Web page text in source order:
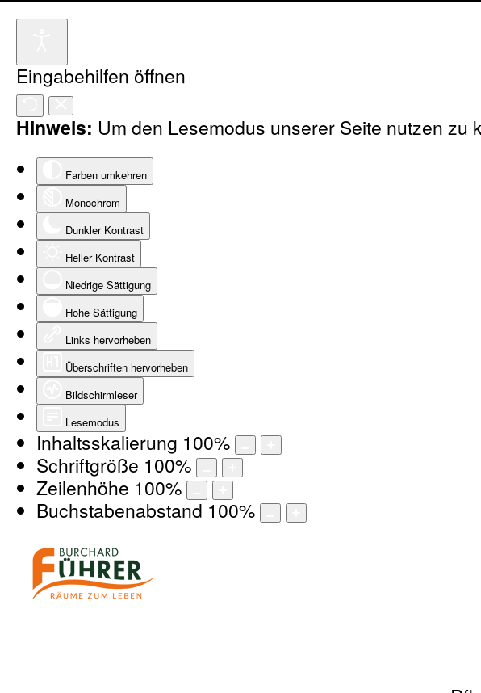
Eingabehilfen öffnen
Hinweis: Um den Lesemodus unserer Seite nutzen
Farben umkehren
Monochrom
Dunkler Kontrast
Heller Kontrast
Niedrige Sättigung
Hohe Sättigung
Links hervorheben
Überschriften hervorheben
Bildschirmleser
Lesemodus
Inhaltsskalierung 100%
Schriftgröße 100%
Zeilenhöhe 100%
Buchstabenabstand 100%